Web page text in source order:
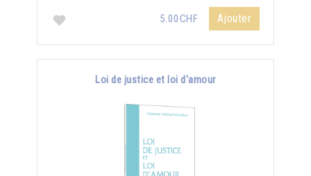
5.00CHF Ajouter
Loi de justice et loi d'amour